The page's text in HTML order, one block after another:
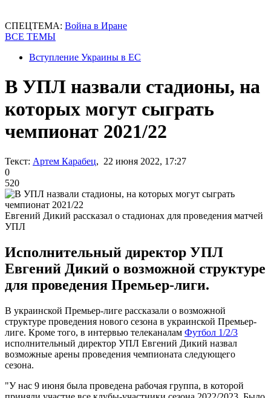
СПЕЦТЕМА: Война в Иране
ВСЕ ТЕМЫ
Вступление Украины в ЕС
В УПЛ назвали стадионы, на
которых могут сыграть
чемпионат 2021/22
Текст: Артем Карабец, 22 июня 2022, 17:27
0
520
Евгений Дикий рассказал о стадионах для проведения матчей
УПЛ
Исполнительный директор УПЛ
Евгений Дикий о возможной структуре
для проведения Премьер-лиги.
В украинской Премьер-лиге рассказали о возможной
структуре проведения нового сезона в украинской Премьер-
лиге. Кроме того, в интервью телеканалам Футбол 1/2/3
исполнительный директор УПЛ Евгений Дикий назвал
возможные арены проведения чемпионата следующего
сезона.
"У нас 9 июня была проведена рабочая группа, в которой